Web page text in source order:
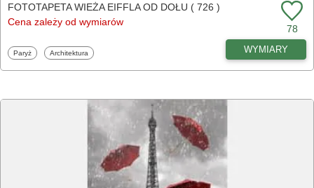
FOTOTAPETA WIEŻA EIFFLA OD DOŁU ( 726 )
Cena zależy od wymiarów
78
Fototapety
Paryż Fototapety
Architektura WYMIARY